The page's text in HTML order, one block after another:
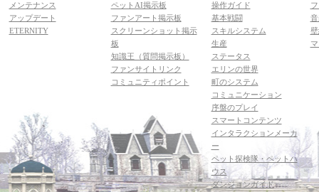
メンテナンス
アップデート
ETERNITY
ペットAI掲示板
ファンアート掲示板
スクリーンショット掲示
板
知識王（質問掲示板）
ファンサイトリンク
コミュニティポイント
操作ガイド
基本戦闘
スキルシステム
生産
ステータス
エリンの世界
町のシステム
コミュニケーション
序盤のプレイ
スマートコンテンツ
インタラクションメーカ
ー
ペット探検隊・ペットハ
ウス
ダンジョンガイド